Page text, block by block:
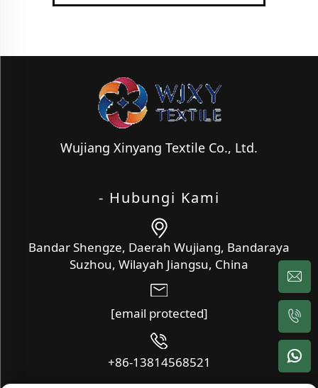
Wujiang Xinyang Textile Co., Ltd.
- Hubungi Kami
Bandar Shengze, Daerah Wujiang, Bandaraya
Suzhou, Wilayah Jiangsu, China
[email protected]
+86-13814568521